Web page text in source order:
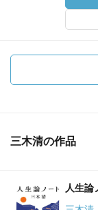
三木清の作品
人生論